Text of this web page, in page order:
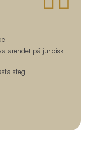
ärendet på juridisk
steg